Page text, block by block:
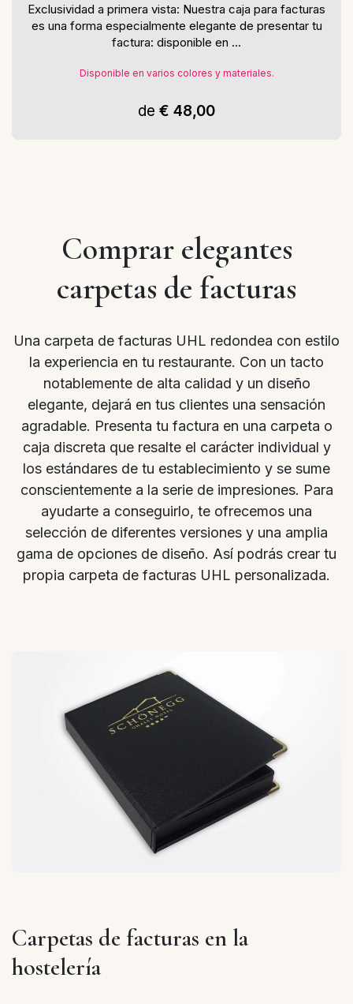
Exclusividad a primera vista: Nuestra caja para facturas
es una forma especialmente elegante de presentar tu
factura: disponible en ...
Disponible en varios colores y materiales.
de € 48,00
Comprar elegantes
carpetas de facturas
Una carpeta de facturas UHL redondea con estilo
la experiencia en tu restaurante. Con un tacto
notablemente de alta calidad y un diseño
elegante, dejará en tus clientes una sensación
agradable. Presenta tu factura en una carpeta o
caja discreta que resalte el carácter individual y
los estándares de tu establecimiento y se sume
conscientemente a la serie de impresiones. Para
ayudarte a conseguirlo, te ofrecemos una
selección de diferentes versiones y una amplia
gama de opciones de diseño. Así podrás crear tu
propia carpeta de facturas UHL personalizada.
Carpetas de facturas en la
hostelería